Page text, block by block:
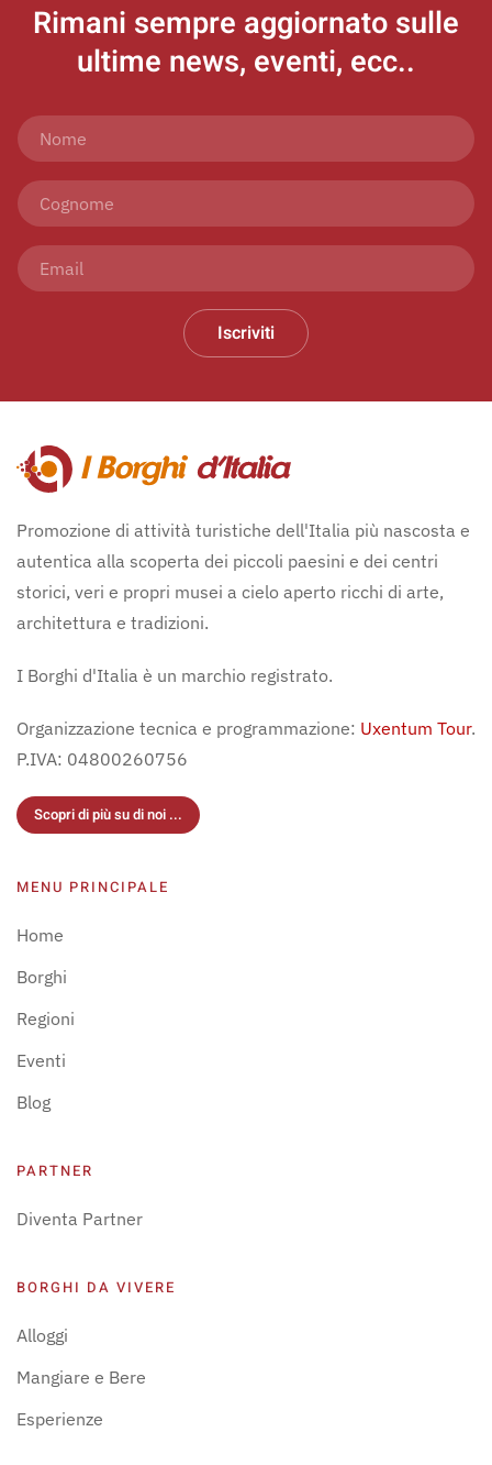
Rimani sempre aggiornato sulle
ultime news, eventi, ecc..
Iscriviti
Promozione di attività turistiche dell'Italia più nascosta e
autentica alla scoperta dei piccoli paesini e dei centri
storici, veri e propri musei a cielo aperto ricchi di arte,
architettura e tradizioni.
I Borghi d'Italia è un marchio registrato.
Organizzazione tecnica e programmazione: Uxentum Tour.
P.IVA: 04800260756
Scopri di più su di noi ...
MENU PRINCIPALE
Home
Borghi
Regioni
Eventi
Blog
PARTNER
Diventa Partner
BORGHI DA VIVERE
Alloggi
Mangiare e Bere
Esperienze